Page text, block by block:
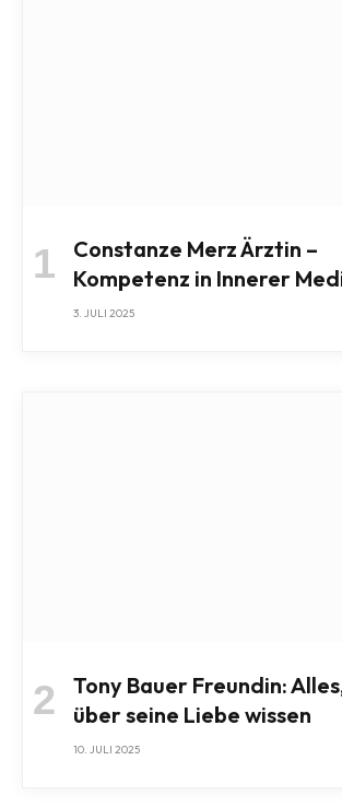
Constanze Merz Ärztin –
Kompetenz in Innerer
3. JULI 2025
Tony Bauer Freundin:
über seine Liebe wissen
10. JULI 2025